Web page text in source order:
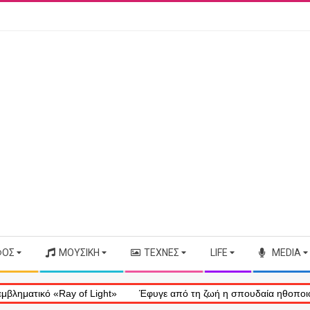
ΜΟΥΣΙΚΉ ΤΈΧΝΕΣ LIFE MEDIA
Light» Έφυγε από τη ζωή η σπουδαία ηθοποιός Μάρω Κοντού